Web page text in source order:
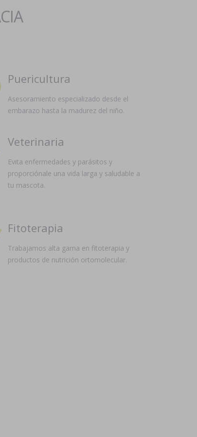
Puericultura
Asesoramiento especializado desde el
embarazo hasta la madurez del niño.
Veterinaria
Evita enfermedades y parásitos y
proporciónale una vida larga y saludable a
tu mascota.
Fitoterapia
Trabajamos alta gama en fitoterapia y
productos de nutrición ortomolecular.